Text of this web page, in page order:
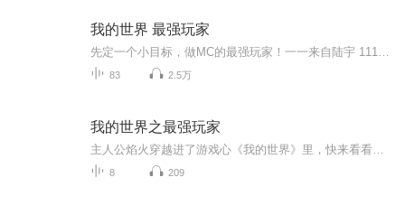
我的世界 最强玩家
83 2.5万
我的世界之最强玩家
8 209